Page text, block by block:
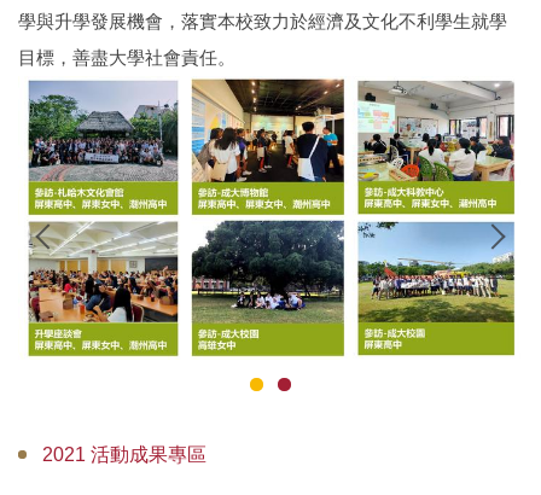
🟨有話想跟原資中心說
🟩原住民族圖書館
🔸物品空間借用專區🔸
🔸校內活動報名系統🔸
🔸表單下載專區🔸
🟦歷年成果
🟪原住民文化交流社
成大資訊公告平臺 APP「KUAP」
學與升學發展機會，落實本校致力於經濟及文化不利學生就學
目標，善盡大學社會責任。
2021 活動成果專區